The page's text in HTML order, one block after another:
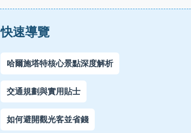
快速導覽
哈爾施塔特核心景點深度解析
交通規劃與實用貼士
如何避開觀光客並省錢